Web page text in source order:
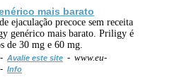
mais barato
de ejaculação precoce sem receita
genérico mais barato. Priligy é
de 30 mg e 60 mg.
Avalie este site - www.eu-
Info